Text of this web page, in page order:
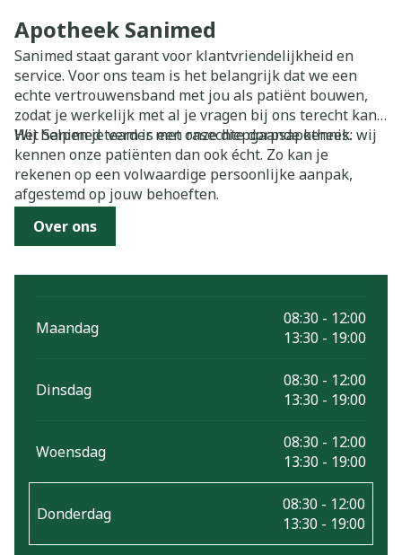
Apotheek Sanimed
Sanimed staat garant voor klantvriendelijkheid en
service. Voor ons team is het belangrijk dat we een
echte vertrouwensband met jou als patiënt bouwen,
zodat je werkelijk met al je vragen bij ons terecht kan.
Wij helpen je verder met onze diepgaande kennis.
Het Sanimed team is een rasechte dorpsapotheek: wij
kennen onze patiënten dan ook écht. Zo kan je
rekenen op een volwaardige persoonlijke aanpak,
afgestemd op jouw behoeften.
Over ons
Maandag
08:30 - 12:00
13:30 - 19:00
Dinsdag
08:30 - 12:00
13:30 - 19:00
Woensdag
08:30 - 12:00
13:30 - 19:00
Donderdag
08:30 - 12:00
13:30 - 19:00